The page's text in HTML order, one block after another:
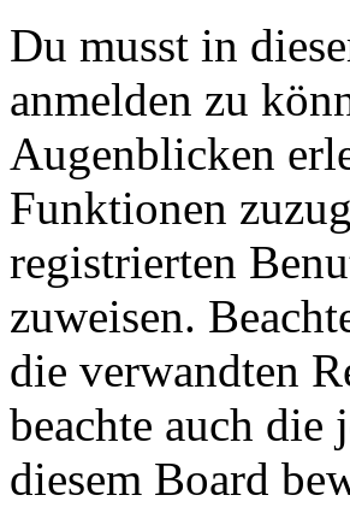
Du musst in
anmelden zu
Augenblicken
Funktionen
registrierten
zuweisen.
die verwandten
beachte auch
diesem Board